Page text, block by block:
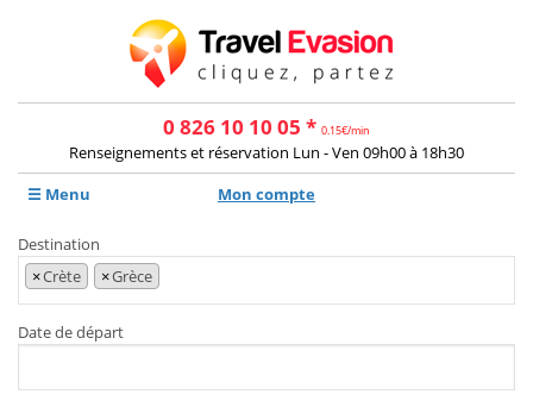
0 826 10 10 05 * 0.15€/min
Renseignements et réservation Lun - Ven 09h00 à 18h30
☰ Menu
Mon compte
Destination
×Crète ×Grèce
Date de départ